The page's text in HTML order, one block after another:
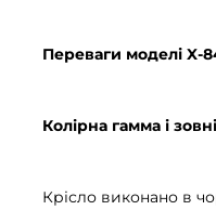
Переваги моделі X-
Колірна гамма і
Крісло виконано в